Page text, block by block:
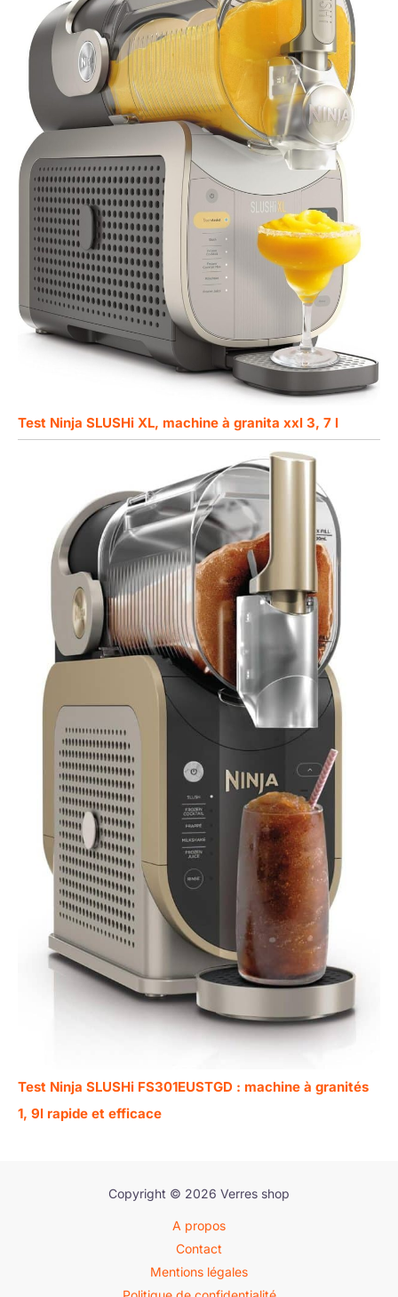
Test Ninja SLUSHi XL, machine à granita xxl 3, 7 l
Test Ninja SLUSHi FS301EUSTGD : machine à granités
1, 9l rapide et efficace
Copyright © 2026 Verres shop
A propos
Contact
Mentions légales